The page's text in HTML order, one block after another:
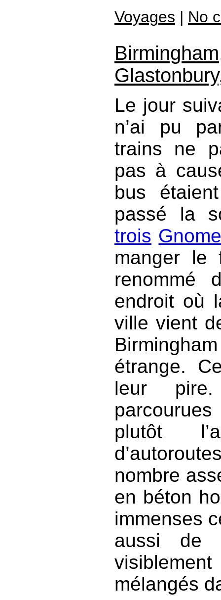
Voyages | No
Le jour
n’ai pu
trains ne
pas à
bus
passé la
trois
manger le
renommé
endroit où
ville vient
étrange.
leur
plutôt
nombre
en béton
immenses
aussi de
mélangés